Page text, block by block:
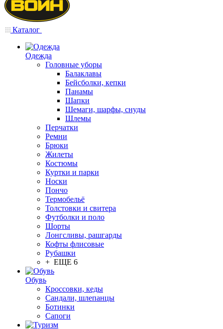
Каталог
Одежда
Головные уборы
Балаклавы
Бейсболки, кепки
Панамы
Шапки
Шемаги, шарфы, снуды
Шлемы
Перчатки
Ремни
Брюки
Жилеты
Костюмы
Куртки и парки
Носки
Пончо
Термобельё
Толстовки и свитера
Футболки и поло
Шорты
Лонгсливы, рашгарды
Кофты флисовые
Рубашки
+ ЕЩЕ 6
Обувь
Кроссовки, кеды
Сандали, шлепанцы
Ботинки
Сапоги